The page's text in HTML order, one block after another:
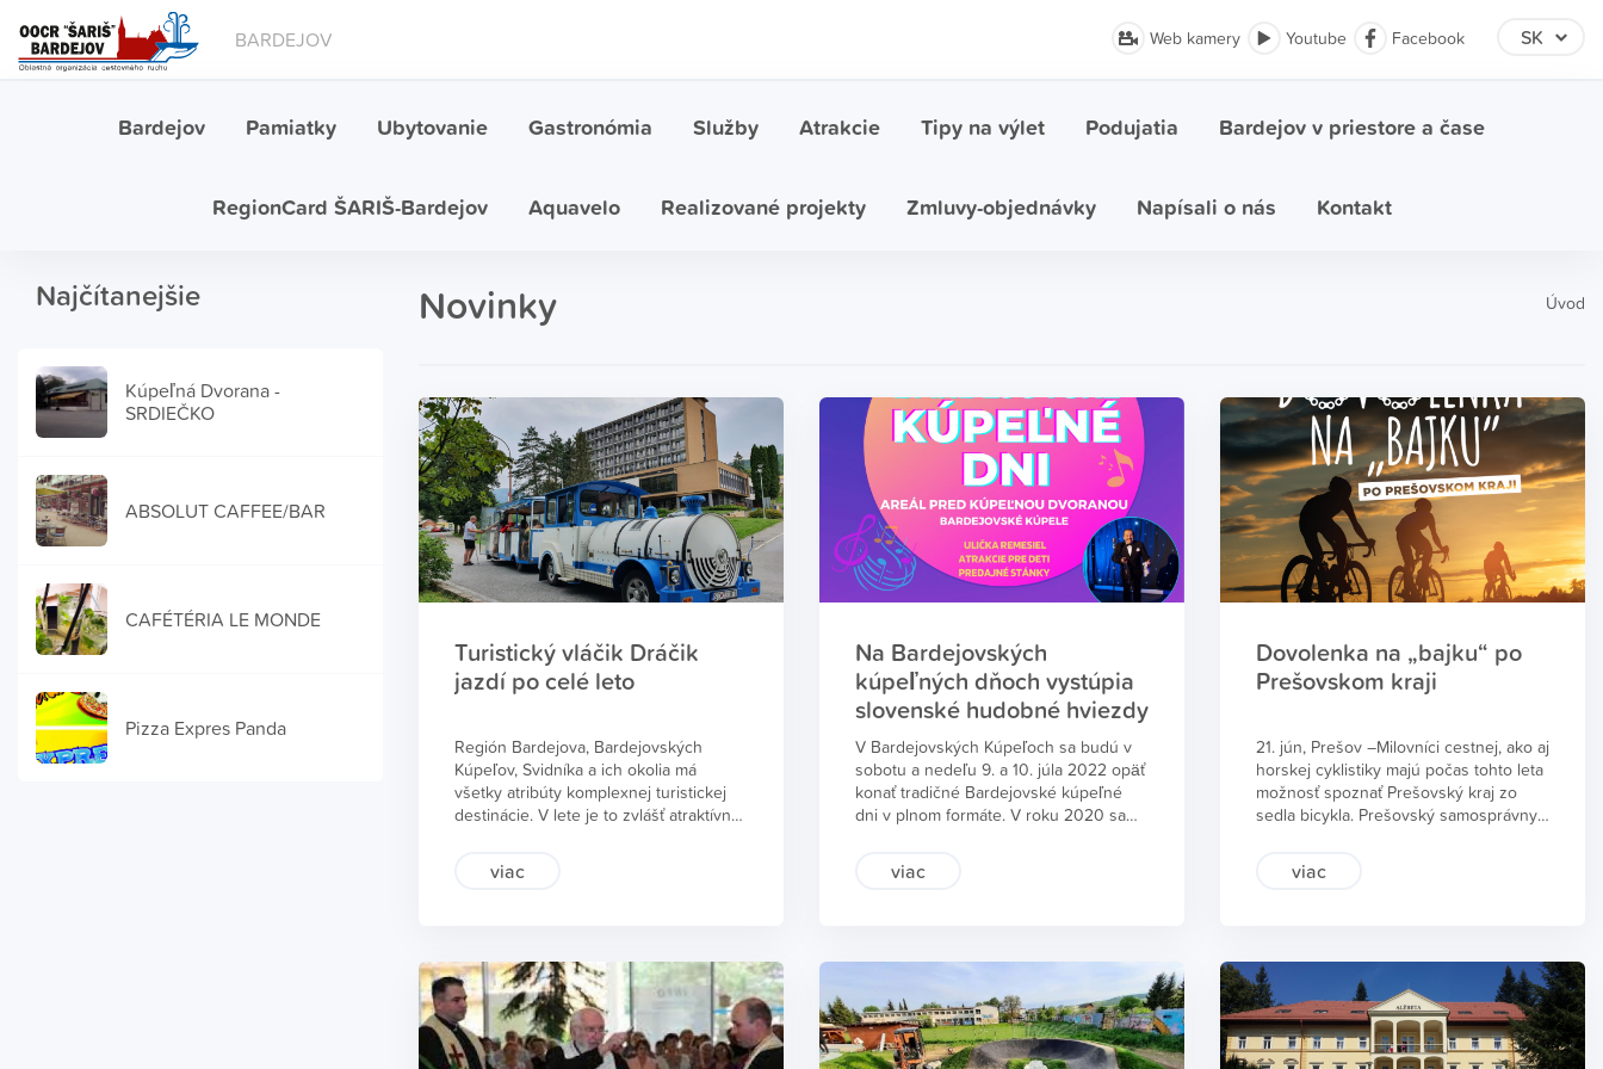
BARDEJOV Web kamery Youtube Facebook
Bardejov Pamiatky Ubytovanie Gastronómia Služby Atrakcie Tipy na výlet Podujatia Bardejov v priestore a čase
RegionCard ŠARIŠ-Bardejov Aquavelo Realizované projekty Zmluvy-objednávky Napísali o nás Kontakt
Najčítanejšie
Kúpeľná Dvorana -
SRDIEČKO
ABSOLUT CAFFEE/BAR
CAFÉTÉRIA LE MONDE
Pizza Expres Panda
Úvod
Novinky
Turistický vláčik Dráčik
jazdí po celé leto
Región Bardejova, Bardejovských
Kúpeľov, Svidníka a ich okolia má
všetky atribúty komplexnej turistickej
destinácie. V lete je to zvlášť atraktívna
k tomu aj turistický vláčik Dráčik, ktorý
premáva na okružnej trase Bardejov-
bude tento rok pokračovať. Podobne
jazdí turistický vláčik aj vo Svidníku na
trase do Údolia smrti. Informuje o tom
Radomír Jančošek, riaditeľ oblastnej
viac
Na Bardejovských
kúpeľných dňoch vystúpia
slovenské hudobné hviezdy
V Bardejovských Kúpeľoch sa budú v
sobotu a nedeľu 9. a 10. júla 2022 opäť
konať tradičné Bardejovské kúpeľné
dni v plnom formáte. V roku 2020 sa
skrátenej forme ako Kúpeľný deň.
Návštevníkov čaká v Areáli pri Kúpeľnej
umelcov. V sobotu budú zabávať hostí
FS Hažlinčanka, spevácky súbor
Gaštanka, klavírno spevácke duo
Christián a Bronislava, flamenco
viac
Dovolenka na „bajku“ po
Prešovskom kraji
21. jún, Prešov –Milovníci cestnej, ako aj
horskej cyklistiky majú počas tohto leta
možnosť spoznať Prešovský kraj zo
sedla bicykla. Prešovský samosprávny
cestovného ruchu Severovýchod
Slovenska prichádzajú s kampaňou
viac